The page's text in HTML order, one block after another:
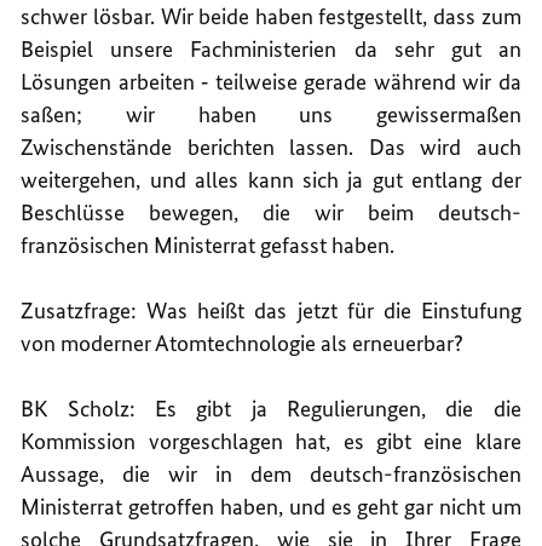
schwer lösbar. Wir beide haben festgestellt, dass zum
Beispiel unsere Fachministerien da sehr gut an
Lösungen arbeiten ‑ teilweise gerade während wir da
saßen; wir haben uns gewissermaßen
Zwischenstände berichten lassen. Das wird auch
weitergehen, und alles kann sich ja gut entlang der
Beschlüsse bewegen, die wir beim deutsch-
französischen Ministerrat gefasst haben.
Zusatzfrage: Was heißt das jetzt für die Einstufung
von moderner Atomtechnologie als erneuerbar?
BK Scholz: Es gibt ja Regulierungen, die die
Kommission vorgeschlagen hat, es gibt eine klare
Aussage, die wir in dem deutsch-französischen
Ministerrat getroffen haben, und es geht gar nicht um
solche Grundsatzfragen, wie sie in Ihrer Frage